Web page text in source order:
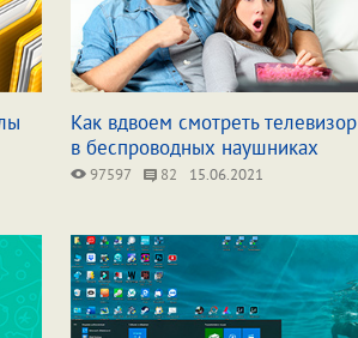
Как вдвоем смотреть телевизор
в беспроводных наушниках
97597 82 15.06.2021